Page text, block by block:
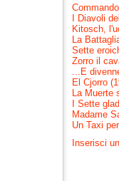
I Diavoli
Kitosch,
La
Sette
Zorro il
...E
El Cjorro
La Muerte
I Sette
Madame
Un Taxi
Inserisci